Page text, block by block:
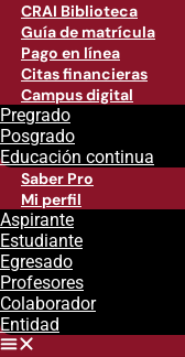
CRAI Biblioteca
Guía de matrícula
Pago en línea
Citas financieras
Campus digital
Pregrado
Posgrado
Educación continua
Saber Pro
Mi perfil
Aspirante
Estudiante
Egresado
Profesores
Colaborador
Entidad